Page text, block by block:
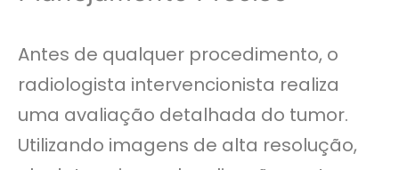
Antes de qualquer procedimento, o
radiologista intervencionista realiza
uma avaliação detalhada do tumor.
Utilizando imagens de alta resolução,